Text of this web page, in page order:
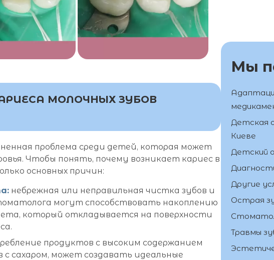
МОЛОЧНЫХ ЗУБОВ
проблема среди детей, которая может
Чтобы понять, почему возникает кариес в
основных причин:
небрежная или неправильная чистка зубов и
могут способствовать накоплению
который откладывается на поверхности
продуктов с высоким содержанием
с сахаром, может создавать идеальные
Мы
Детская
Киеве
Детский
Другие
Острая
Травмы